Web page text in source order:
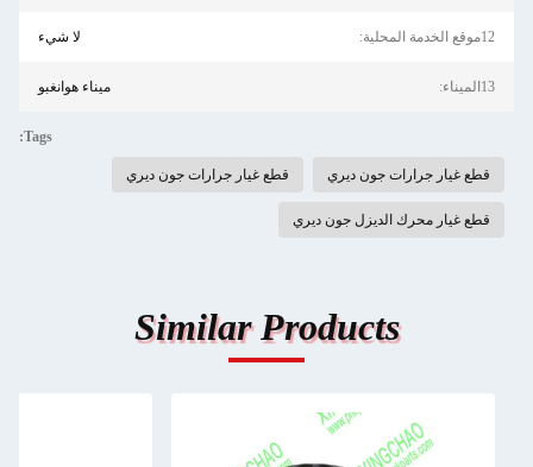
12موقع الخدمة المحلية: لا شيء
13الميناء: ميناء هوانغبو
Tags:
قطع غيار جرارات جون ديري قطع غيار جرارات جون ديري
قطع غيار محرك الديزل جون ديري
Similar Products